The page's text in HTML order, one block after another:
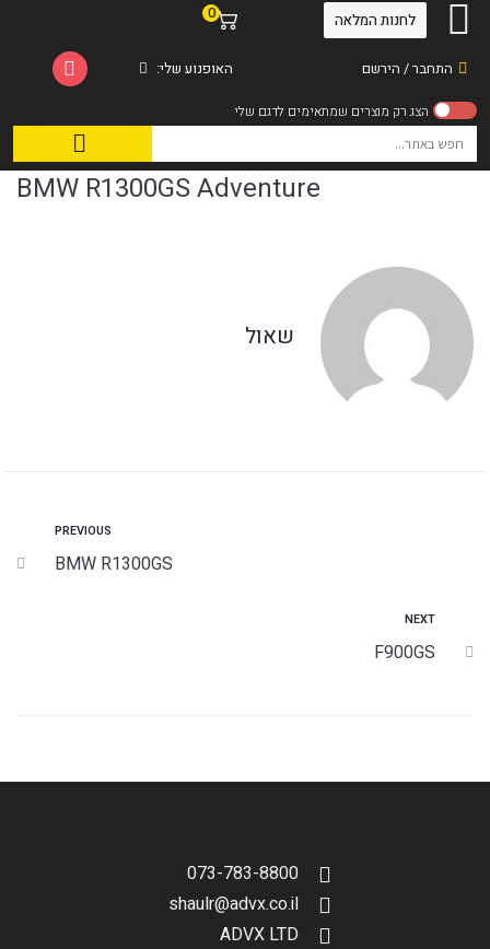
התחבר / הירשם
0
האופנוע שלי:
לחנות המלאה
BMW R1300GS Adventure
שאול
PREVIOUS
BMW R1300GS
NEXT
F900GS
073-783-8800
shaulr@advx.co.il
ADVX LTD